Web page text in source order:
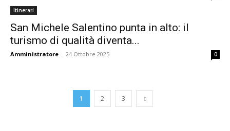
Itinerari
San Michele Salentino punta in alto: il
turismo di qualità diventa...
Amministratore - 24 Ottobre 2025 0
1 2 3